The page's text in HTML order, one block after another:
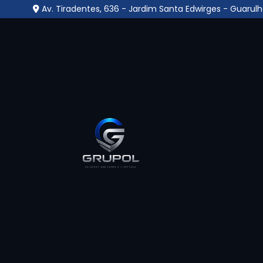
Av. Tiradentes, 636 - Jardim Santa Edwirges -
Aeroporto
Informações»
supervisão contínua de ambientes,
imediata de ocorrências suspeitas,